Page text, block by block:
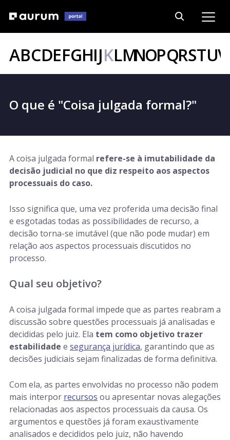
ABCDEFGHIJKLMNOPQRSTUV
O que é "Coisa julgada formal?"
A coisa julgada formal refere-se à imutabilidade da
decisão judicial no que diz respeito aos aspectos
processuais do caso.
Isso significa que, uma vez proferida uma decisão final
e esgotadas todas as possibilidades de recurso, a
decisão torna-se imutável (que não pode mudar) em
relação aos aspectos processuais discutidos no
processo.
Qual seu objetivo?
A coisa julgada formal impede que as partes reabram a
discussão sobre questões processuais já analisadas e
decididas pelo juiz. Ela tem como objetivo trazer
estabilidade e segurança jurídica, garantindo que as
decisões judiciais sejam finalizadas de forma definitiva.
Com ela, as partes envolvidas no processo não podem
mais interpor recursos ou apresentar novas alegações
relacionadas aos aspectos processuais da causa. Os
argumentos e questões já foram exaustivamente
analisados e decididos pelo juiz, não havendo